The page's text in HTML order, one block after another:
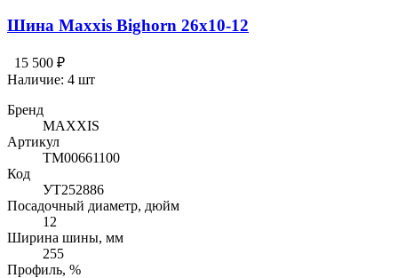
Шина Maxxis Bighorn 26x10-12
15 500 ₽
Наличие: 4 шт
Бренд
MAXXIS
Артикул
TM00661100
Код
УТ252886
Посадочный диаметр, дюйм
12
Ширина шины, мм
255
Профиль, %